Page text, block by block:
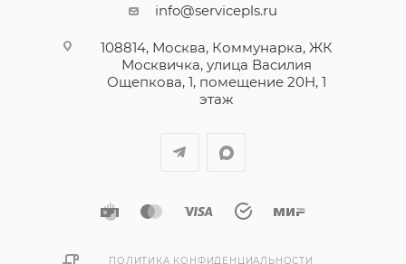
info@servicepls.ru
108814, Москва, Коммунарка, ЖК
Москвичка, улица Василия
Ощепкова, 1​, помещение 20Н, 1
этаж
ПОЛИТИКА КОНФИДЕНЦИАЛЬНОСТИ